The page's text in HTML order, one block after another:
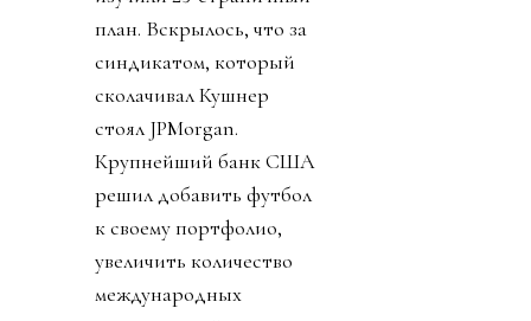
план. Вскрылось, что за
синдикатом, который
сколачивал Кушнер
стоял JPMorgan.
Крупнейший банк США
решил добавить футбол
к своему портфолио,
увеличить количество
международных